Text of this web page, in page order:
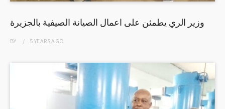
وزير الري يطمئن على اعمال الصيانة الصيفية بالجزيرة
BY 5 YEARSAGO